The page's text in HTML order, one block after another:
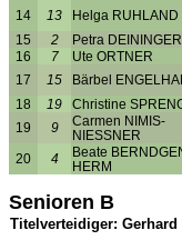
14 13 Helga RUHLAND
15
2 Petra DEININGER
16
7 Ute ORTNER
17
15 Bärbel
18
19 Christine
19
9
Carmen NIMIS-
NIESSNER
20 4
Beate
HERM
Senioren B
Titelverteidiger: Gerhard